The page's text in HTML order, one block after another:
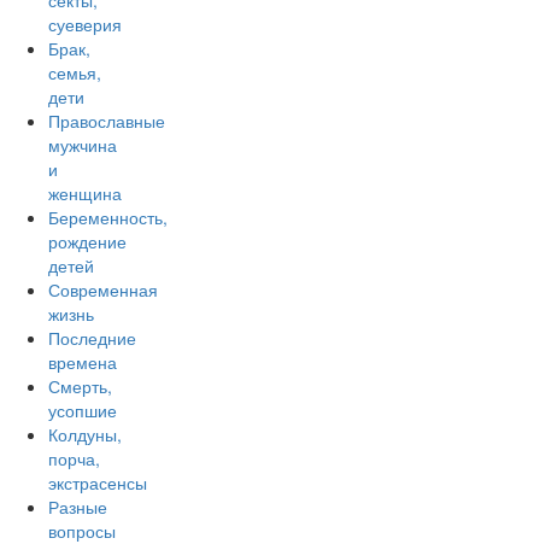
суеверия
Брак,
семья,
дети
Православные
мужчина
и
женщина
Беременность,
рождение
детей
Современная
жизнь
Последние
времена
Смерть,
усопшие
Колдуны,
порча,
экстрасенсы
Разные
вопросы